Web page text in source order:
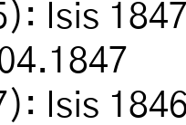
Isis
Isis